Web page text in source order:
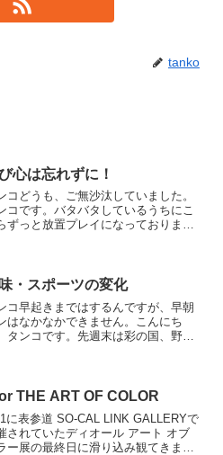
tanko
心は忘れずに！
コどうも、ご無沙汰していました。
コです。バタバタしているうちにこ
ずっと放置プレイになっておりまし
とか、酔うとメガネを...
・スポーツの変化
コ早起きまではするんですが、早朝
はなかなかできません。こんにち
タンコです。先週末は彩の国、野辺
のシーズンはトレイルラ...
THE ART OF COLOR
に表参道 SO-CAL LINK GALLERYで
されていたディオール アート オブ
ー展の最終日に滑り込み観てきまし